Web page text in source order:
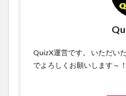
QuizX運営です。 いただい
でよろしくお願いします～！